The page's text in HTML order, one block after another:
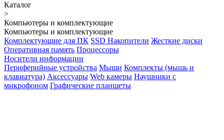
Каталог
>
Компьютеры и комплектующие
Компьютеры и комплектующие
Комплектующие для ПК SSD Накопители Жесткие диски
Оперативная память Процессоры
Носители информации
Периферийные устройства Мыши Комплекты (мышь и
клавиатура) Аксессуары Web камеры Наушники с
микрофоном Графические планшеты